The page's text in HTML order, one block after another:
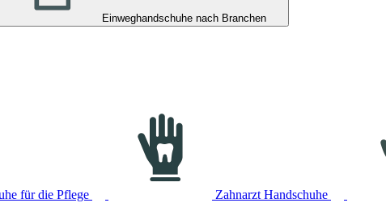
Einweghandschuhe nach Branchen
für die Pflege Zahnarzt Handschuhe